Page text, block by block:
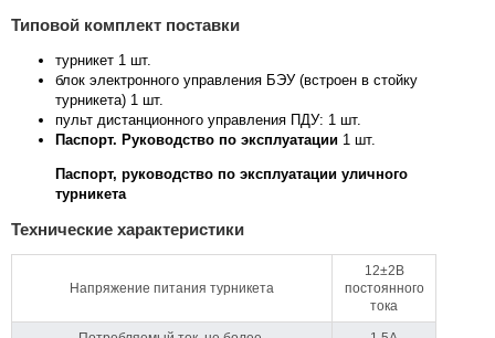
Типовой комплект поставки
турникет 1 шт.
блок электронного управления БЭУ (встроен в стойку
турникета) 1 шт.
пульт дистанционного управления ПДУ: 1 шт.
Паспорт. Руководство по эксплуатации 1 шт.
Паспорт, руководство по эксплуатации уличного
турникета
Технические характеристики
Напряжение питания турникета
12±2B
постоянного
тока